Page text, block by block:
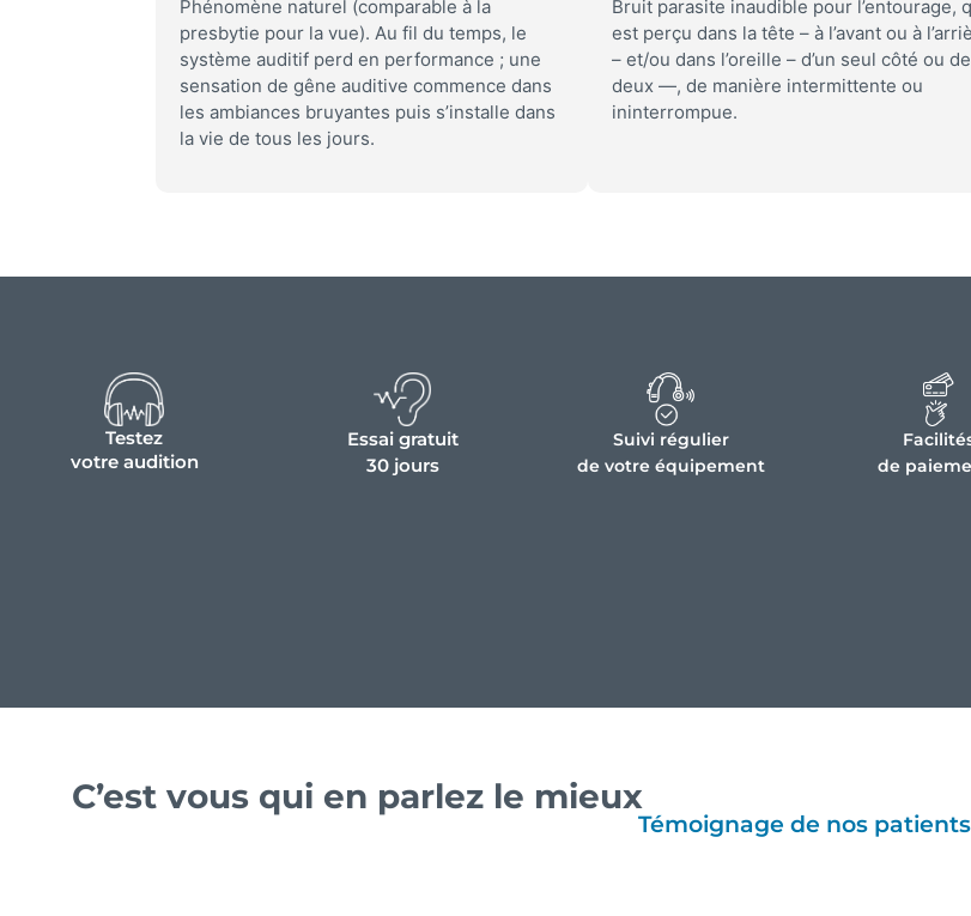
Phénomène naturel (comparable à la
presbytie pour la vue). Au fil du temps, le
système auditif perd en performance ; une
sensation de gêne auditive commence dans
les ambiances bruyantes puis s’installe dans
la vie de tous les jours.
Bruit parasite inaudible pour l’entourage,
est perçu dans la tête – à l’avant ou à
– et/ou dans l’oreille – d’un seul côté ou
deux —, de manière intermittente ou
ininterrompue.
Testez
votre audition
Essai gratuit
30 jours
Suivi régulier
de votre équipement
de
C’est vous qui en parlez le mieux
Témoignage de nos patients